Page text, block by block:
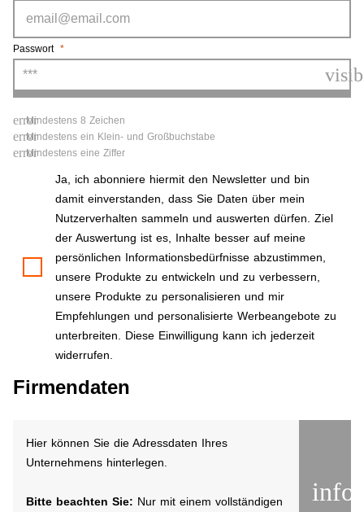
Passwort *
errorMindestens 8 Zeichen
errorMindestens ein Klein- und Großbuchstabe
errorMindestens eine Ziffer
Ja, ich abonniere hiermit den Newsletter und bin
damit einverstanden, dass Sie Daten über mein
Nutzerverhalten sammeln und auswerten dürfen. Ziel
der Auswertung ist es, Inhalte besser auf meine
persönlichen Informationsbedürfnisse abzustimmen,
unsere Produkte zu entwickeln und zu verbessern,
unsere Produkte zu personalisieren und mir
Empfehlungen und personalisierte Werbeangebote zu
unterbreiten. Diese Einwilligung kann ich jederzeit
widerrufen.
Firmendaten
Hier können Sie die Adressdaten Ihres
Unternehmens hinterlegen.
Bitte beachten Sie: Nur mit einem vollständigen
info